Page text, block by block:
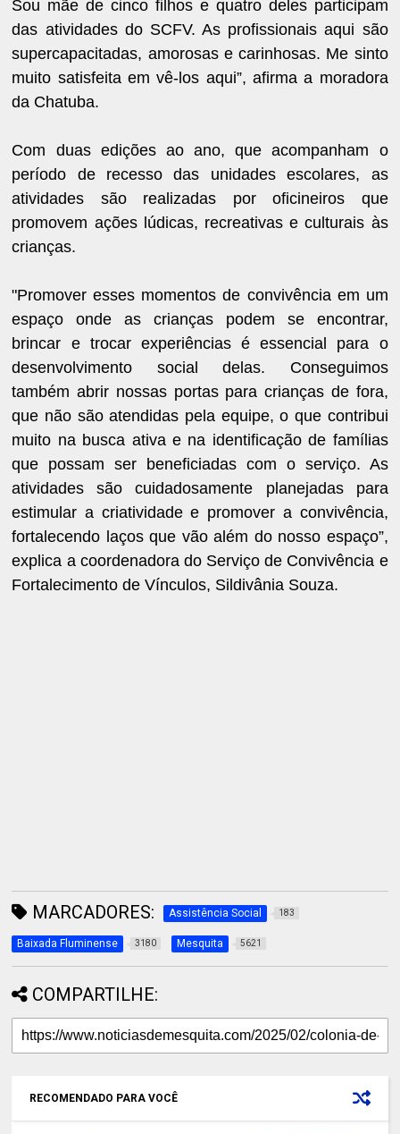
Sou mãe de cinco filhos e quatro deles participam
das atividades do SCFV. As profissionais aqui são
supercapacitadas, amorosas e carinhosas. Me sinto
muito satisfeita em vê-los aqui”, afirma a moradora
da Chatuba.
Com duas edições ao ano, que acompanham o
período de recesso das unidades escolares, as
atividades são realizadas por oficineiros que
promovem ações lúdicas, recreativas e culturais às
crianças.
"Promover esses momentos de convivência em um
espaço onde as crianças podem se encontrar,
brincar e trocar experiências é essencial para o
desenvolvimento social delas. Conseguimos
também abrir nossas portas para crianças de fora,
que não são atendidas pela equipe, o que contribui
muito na busca ativa e na identificação de famílias
que possam ser beneficiadas com o serviço. As
atividades são cuidadosamente planejadas para
estimular a criatividade e promover a convivência,
fortalecendo laços que vão além do nosso espaço”,
explica a coordenadora do Serviço de Convivência e
Fortalecimento de Vínculos, Sildivânia Souza.
MARCADORES: Assistência Social 183
Baixada Fluminense 3180 Mesquita 5621
COMPARTILHE:
RECOMENDADO PARA VOCÊ